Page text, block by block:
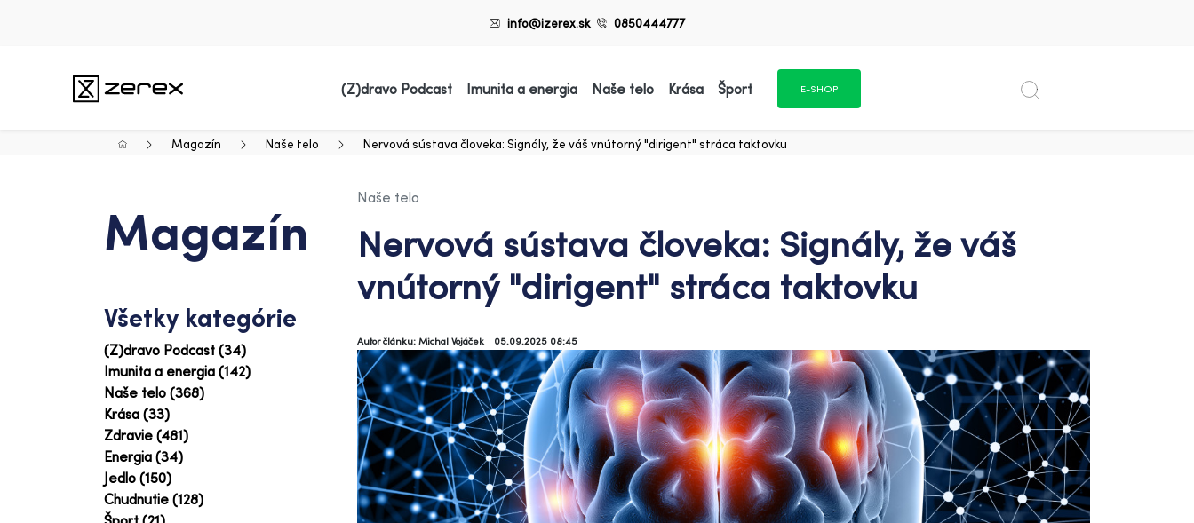
info@izerex.sk 0850444777
(Z)dravo Podcast Imunita a energia Naše telo Krása Šport E-SHOP
Magazín Naše telo Nervová sústava človeka: Signály, že váš vnútorný "dirigent" stráca taktovku
Magazín
Všetky kategórie
(Z)dravo Podcast (34)
Imunita a energia (142)
Naše telo (368)
Krása (33)
Zdravie (481)
Energia (34)
Jedlo (150)
Chudnutie (128)
Naše telo
Nervová sústava človeka: Signály, že váš
vnútorný "dirigent" stráca taktovku
Autor článku: Michal Vojáček 05.09.2025 08:45